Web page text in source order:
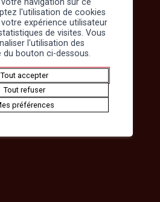
l'utilisation de cookies
expérience utilisateur
de visites. Vous
l'utilisation des
du bouton ci-dessous.
Tout accepter
Tout refuser
préférences